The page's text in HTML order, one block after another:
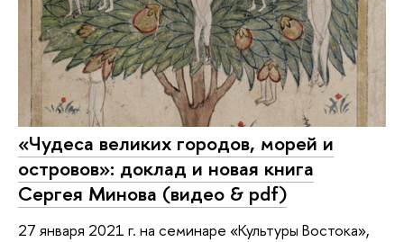
«Чудеса великих городов, морей и
островов»: доклад и новая книга
Сергея Минова (видео & pdf)
27 января 2021 г. на семинаре «Культуры Востока»,